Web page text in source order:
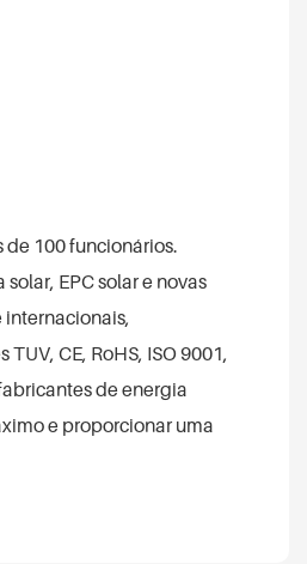
de 100 funcionários.
EPC solar e novas
CE, RoHS, ISO 9001,
de energia
e proporcionar uma